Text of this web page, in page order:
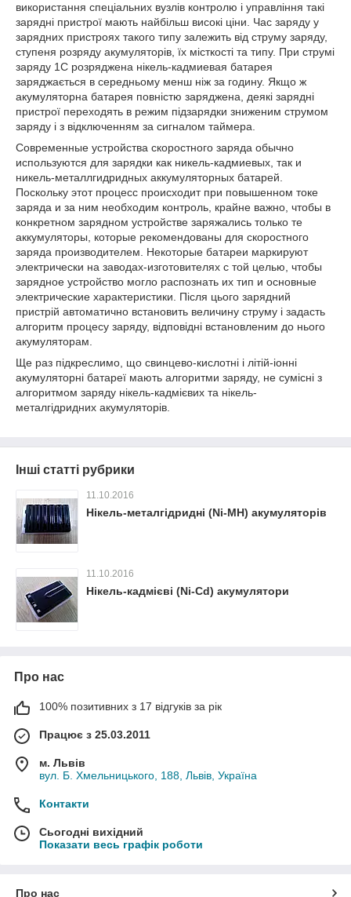
використання спеціальних вузлів контролю і управління такі
зарядні пристрої мають найбільш високі ціни. Час заряду у
зарядних пристроях такого типу залежить від струму заряду,
ступеня розряду акумуляторів, їх місткості та типу. При струмі
заряду 1С розряджена нікель-кадмиевая батарея
заряджається в середньому менш ніж за годину. Якщо ж
акумуляторна батарея повністю заряджена, деякі зарядні
пристрої переходять в режим підзарядки зниженим струмом
заряду і з відключенням за сигналом таймера.
Современные устройства скоростного заряда обычно
используются для зарядки как никель-кадмиевых, так и
никель-металлгидридных аккумуляторных батарей.
Поскольку этот процесс происходит при повышенном токе
заряда и за ним необходим контроль, крайне важно, чтобы в
конкретном зарядном устройстве заряжались только те
аккумуляторы, которые рекомендованы для скоростного
заряда производителем. Некоторые батареи маркируют
электрически на заводах-изготовителях с той целью, чтобы
зарядное устройство могло распознать их тип и основные
электрические характеристики. Після цього зарядний
пристрій автоматично встановить величину струму і задасть
алгоритм процесу заряду, відповідні встановленим до нього
акумуляторам.
Ще раз підкреслимо, що свинцево-кислотні і літій-іонні
акумуляторні батареї мають алгоритми заряду, не сумісні з
алгоритмом заряду нікель-кадмієвих та нікель-
металгідридних акумуляторів.
Інші статті рубрики
11.10.2016
Нікель-металгідридні (Ni-MH) акумуляторів
11.10.2016
Нікель-кадмієві (Ni-Cd) акумулятори
Про нас
100% позитивних з 17 відгуків за рік
Працює з 25.03.2011
м. Львів
вул. Б. Хмельницького, 188, Львів, Україна
Контакти
Сьогодні вихідний
Показати весь графік роботи
Про нас